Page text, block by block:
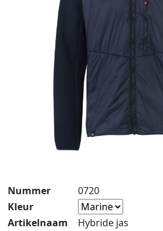
Nummer
0720
Kleur
Artikelnaam
Hybride jas